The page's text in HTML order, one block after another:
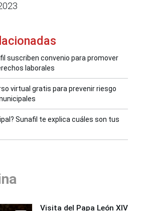
suscriben convenio para promover
laborales
virtual gratis para prevenir riesgo
Sunafil te explica cuáles son tus
Visita del Papa León XIV